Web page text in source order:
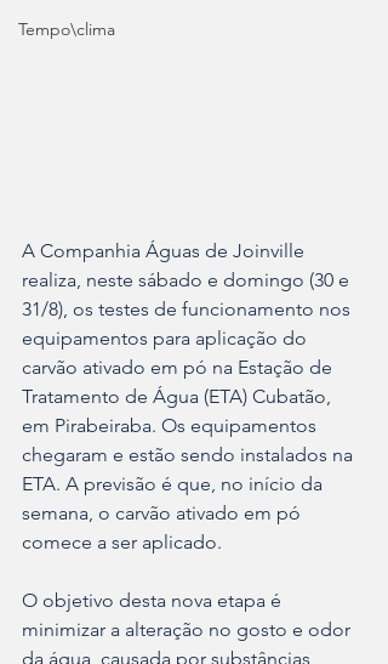
Tempo\clima
A Companhia Águas de Joinville
realiza, neste sábado e domingo (30 e
31/8), os testes de funcionamento nos
equipamentos para aplicação do
carvão ativado em pó na Estação de
Tratamento de Água (ETA) Cubatão,
em Pirabeiraba. Os equipamentos
chegaram e estão sendo instalados na
ETA. A previsão é que, no início da
semana, o carvão ativado em pó
comece a ser aplicado.
O objetivo desta nova etapa é
minimizar a alteração no gosto e odor
da água, causada por substâncias